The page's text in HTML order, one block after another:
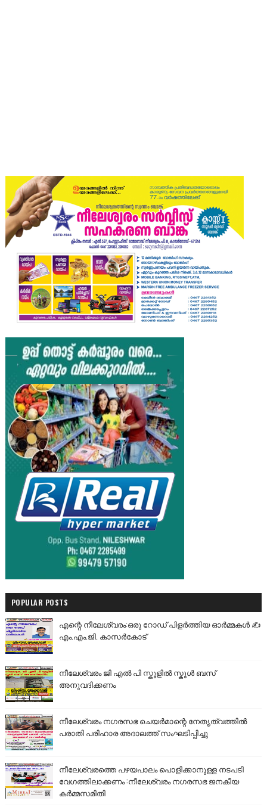
POPULAR POSTS
എന്റെ നീലേശ്വരം:ഒരു റോഡ് പിളർത്തിയ ഓർമ്മകൾ ✍️
എം.എം.ജി. കാസർകോട്
നീലേശ്വരം ജി എൽ പി സ്കൂളിൽ സ്കൂൾ ബസ്
അനുവദിക്കണം
നീലേശ്വരം നഗരസഭ ചെയർമാന്റെ നേതൃത്വത്തിൽ
പരാതി പരിഹാര അദാലത്ത് സംഘടിപ്പിച്ചു
നീലേശ്വരത്തെ പഴയപാലം പൊളിക്കാനുള്ള നടപടി
വേഗത്തിലാക്കണം :നീലേശ്വരം നഗരസഭ ജനകീയ
കർമ്മസമിതി